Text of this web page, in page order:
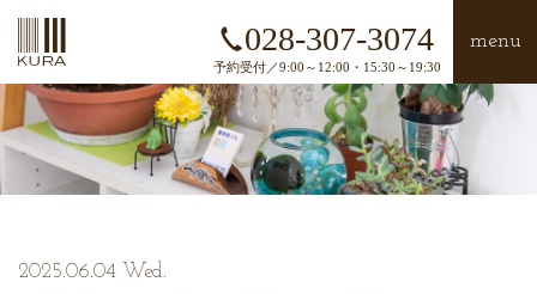
028-307-3074
予約受付／9:00～12:00・15:30～19:30
menu
2025.06.04 Wed.